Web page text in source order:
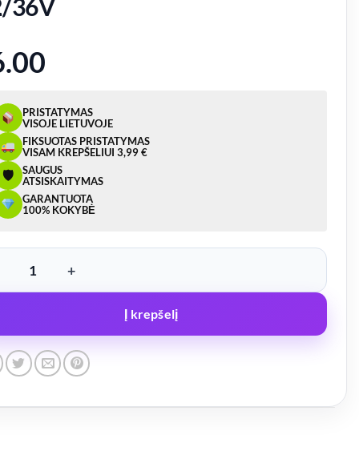
36V
PRISTATYMAS
VISOJE LIETUVOJE
FIKSUOTAS PRISTATYMAS
VISAM KREPŠELIUI 3,99 €
🛡
SAUGUS
ATSISKAITYMAS
GARANTUOTA
100% KOKYBĖ
kiekis: LED žibintas, BALTAS – FT074, 12/36V
Į krepšelį